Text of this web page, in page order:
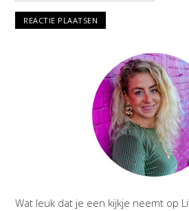
Wat leuk dat je een kijkje neemt op